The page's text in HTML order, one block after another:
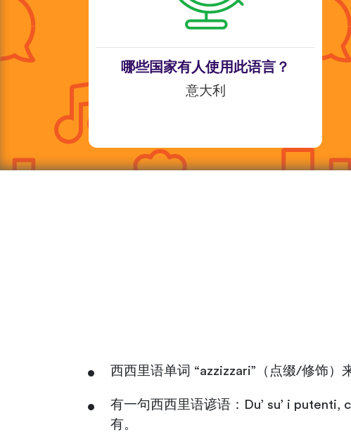
哪些国家有人使用此语言？
意大利
西西里语单词 “azzizzari”（点缀/修饰）
有一句西西里语谚语：Du’ su’ i
有。